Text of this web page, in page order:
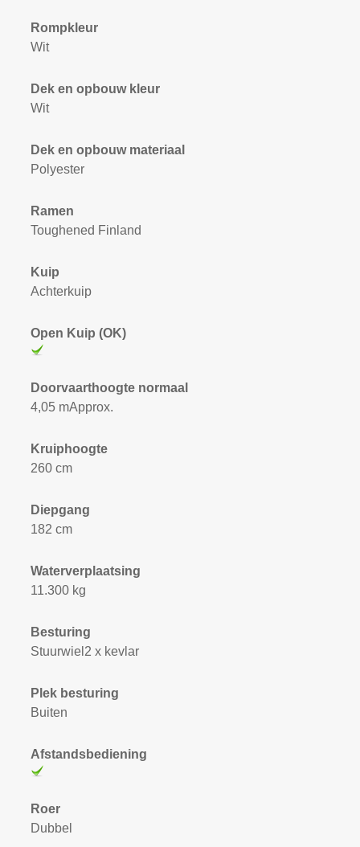
Rompkleur
Wit
Dek en opbouw kleur
Wit
Dek en opbouw materiaal
Polyester
Ramen
Toughened Finland
Kuip
Achterkuip
Open Kuip (OK)
Doorvaarthoogte normaal
4,05 mApprox.
Kruiphoogte
260 cm
Diepgang
182 cm
Waterverplaatsing
11.300 kg
Besturing
Stuurwiel2 x kevlar
Plek besturing
Buiten
Afstandsbediening
Roer
Dubbel